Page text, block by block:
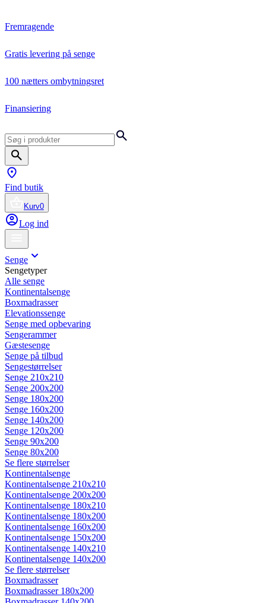
Fremragende
Gratis levering på senge
100 nætters ombytningsret
Finansiering
Find butik
Kurv0
Log ind
Senge
Sengetyper
Alle senge
Kontinentalsenge
Boxmadrasser
Elevationssenge
Senge med opbevaring
Sengerammer
Gæstesenge
Senge på tilbud
Sengestørrelser
Senge 210x210
Senge 200x200
Senge 180x200
Senge 160x200
Senge 140x200
Senge 120x200
Senge 90x200
Senge 80x200
Se flere størrelser
Kontinentalsenge
Kontinentalsenge 210x210
Kontinentalsenge 200x200
Kontinentalsenge 180x210
Kontinentalsenge 180x200
Kontinentalsenge 160x200
Kontinentalsenge 150x200
Kontinentalsenge 140x210
Kontinentalsenge 140x200
Se flere størrelser
Boxmadrasser
Boxmadrasser 180x200